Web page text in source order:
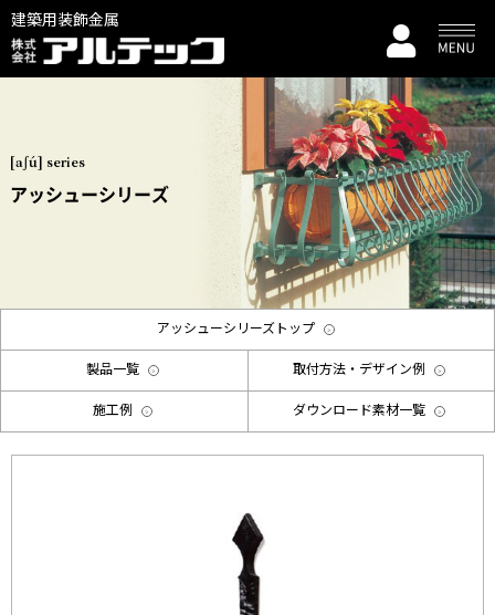
建築用装飾金属
[aʃú] series
アッシューシリーズ
アッシューシリーズトップ
製品一覧 取付方法・デザイン例
施工例 ダウンロード素材一覧